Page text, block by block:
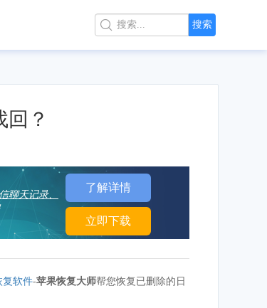
 搜索
？
聊天记录、
了解详情
立即下载
复软件-苹果恢复大师帮您恢复已删除的日